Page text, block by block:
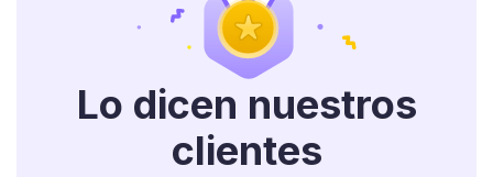
Lo dicen nuestros
clientes